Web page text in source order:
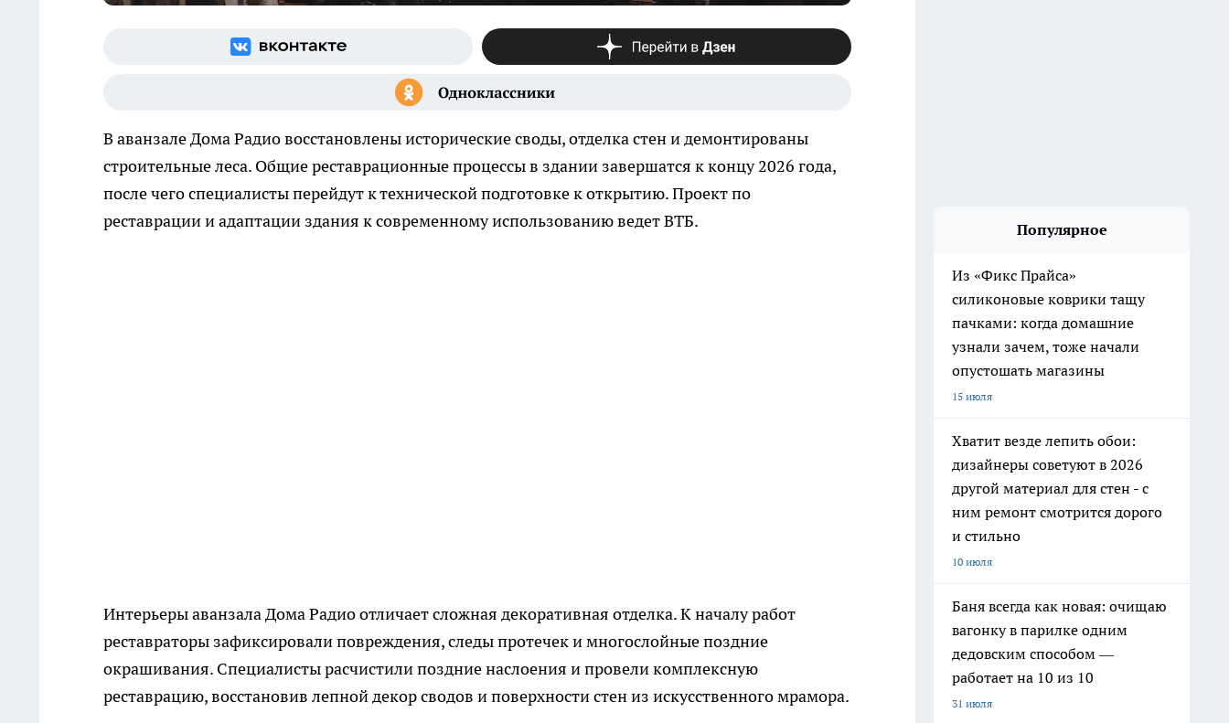
В аванзале Дома Радио восстановлены исторические своды, отделка стен и демонтированы
строительные леса. Общие реставрационные процессы в здании завершатся к концу 2026 года,
после чего специалисты перейдут к технической подготовке к открытию. Проект по
реставрации и адаптации здания к современному использованию ведет ВТБ.
Интерьеры аванзала Дома Радио отличает сложная декоративная отделка. К началу работ
реставраторы зафиксировали повреждения, следы протечек и многослойные поздние
окрашивания. Специалисты расчистили поздние наслоения и провели комплексную
реставрацию, восстановив лепной декор сводов и поверхности стен из искусственного мрамора.
Популярное
Из «Фикс Прайса»
силиконовые коврики тащу
пачками: когда домашние
узнали зачем, тоже начали
опустошать магазины
15 июля
Хватит везде лепить обои:
дизайнеры советуют в 2026
другой материал для стен - с
ним ремонт смотрится дорого
и стильно
10 июля
Баня всегда как новая: очищаю
вагонку в парилке одним
дедовским способом —
работает на 10 из 10
31 июля